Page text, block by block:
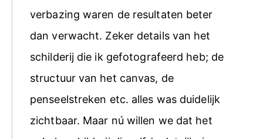
verbazing waren de resultaten beter
dan verwacht. Zeker details van het
schilderij die ik gefotografeerd heb; de
structuur van het canvas, de
penseelstreken etc. alles was duidelijk
zichtbaar. Maar nú willen we dat het